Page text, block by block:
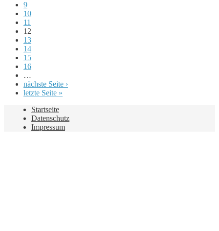
9
10
11
12
13
14
15
16
…
nächste Seite ›
letzte Seite »
Startseite
Datenschutz
Impressum